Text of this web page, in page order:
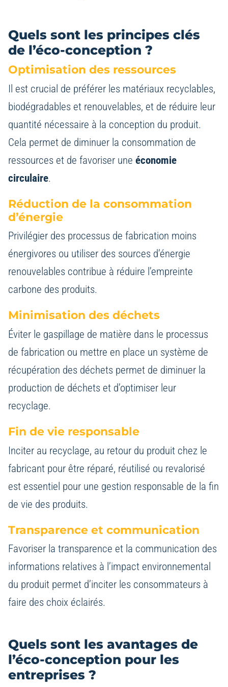
Quels sont les principes clés
de l’éco-conception ?
Optimisation des ressources
Il est crucial de préférer les matériaux recyclables,
biodégradables et renouvelables, et de réduire leur
quantité nécessaire à la conception du produit.
Cela permet de diminuer la consommation de
ressources et de favoriser une économie
circulaire.
Réduction de la consommation
d’énergie
Privilégier des processus de fabrication moins
énergivores ou utiliser des sources d’énergie
renouvelables contribue à réduire l’empreinte
carbone des produits.
Minimisation des déchets
Éviter le gaspillage de matière dans le processus
de fabrication ou mettre en place un système de
récupération des déchets permet de diminuer la
production de déchets et d’optimiser leur
recyclage.
Fin de vie responsable
Inciter au recyclage, au retour du produit chez le
fabricant pour être réparé, réutilisé ou revalorisé
est essentiel pour une gestion responsable de la fin
de vie des produits.
Transparence et communication
Favoriser la transparence et la communication des
informations relatives à l’impact environnemental
du produit permet d’inciter les consommateurs à
faire des choix éclairés.
Quels sont les avantages de
l’éco-conception pour les
entreprises ?